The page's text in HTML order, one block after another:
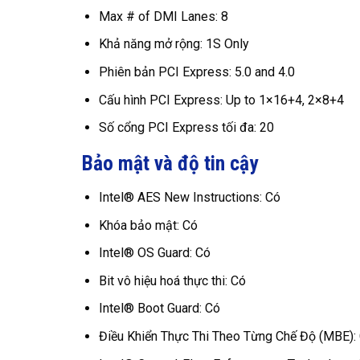
Max # of DMI Lanes: 8
Khả năng mở rộng: 1S Only
Phiên bản PCI Express: 5.0 and 4.0
Cấu hình PCI Express: Up to 1×16+4, 2×8+4
Số cổng PCI Express tối đa: 20
Bảo mật và độ tin cậy
Intel® AES New Instructions: Có
Khóa bảo mật: Có
Intel® OS Guard: Có
Bit vô hiệu hoá thực thi: Có
Intel® Boot Guard: Có
Điều Khiển Thực Thi Theo Từng Chế Độ (MBE):